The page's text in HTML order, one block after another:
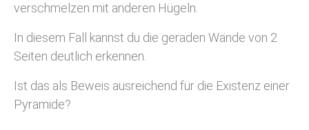
verschmelzen mit anderen Hügeln.
In diesem Fall kannst du die geraden Wände von 2
Seiten deutlich erkennen.
Ist das als Beweis ausreichend für die Existenz einer
Pyramide?